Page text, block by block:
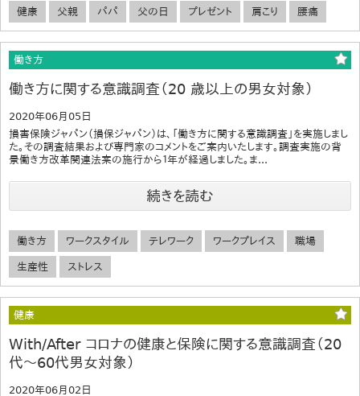
健康 父親 パパ 父の日 プレゼント 肩こり 腰痛
働き方
働き方に関する意識調査（20 歳以上の男女対象）
2020年06月05日
損害保険ジャパン（損保ジャパン）は、「働き方に関する意識調査」を実施しまし
た。その調査結果および専門家のコメントをご案内いたします。調査実施の背
景働き方改革関連法案の施行から１年が経過しました。ま...
続きを読む
働き方 ワークスタイル テレワーク ワークプレイス 職場
生産性 ストレス
健康
With/After コロナの健康と保険に関する意識調査（20
代～60代男女対象）
2020年06月02日